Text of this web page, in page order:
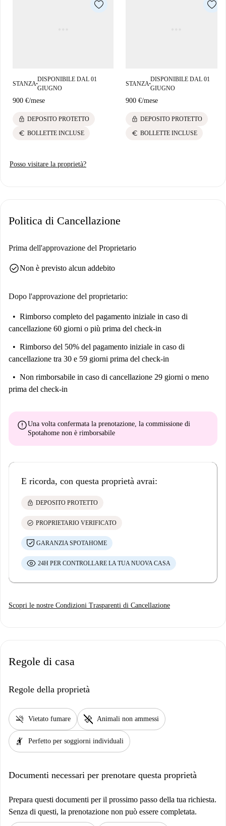
STANZA ■
DISPONIBILE DAL 01
GIUGNO
900 €/mese
lock DEPOSITO PROTETTO
euro BOLLETTE INCLUSE
STANZA ■
DISPONIBILE DAL 01
GIUGNO
900 €/mese
lock DEPOSITO PROTETTO
euro BOLLETTE INCLUSE
Posso visitare la proprietà?
Politica di Cancellazione
Prima dell'approvazione del Proprietario
check_circleNon è previsto alcun addebito
Dopo l'approvazione del proprietario:
Rimborso completo del pagamento iniziale in caso di
cancellazione 60 giorni o più prima del check-in
Rimborso del 50% del pagamento iniziale in caso di
cancellazione tra 30 e 59 giorni prima del check-in
Non rimborsabile in caso di cancellazione 29 giorni o meno
prima del check-in
errorUna volta confermata la prenotazione, la commissione di
Spotahome non è rimborsabile
E ricorda, con questa proprietà avrai:
lock DEPOSITO PROTETTO
check_circle PROPRIETARIO VERIFICATO
GARANZIA SPOTAHOME
24H PER CONTROLLARE LA TUA NUOVA CASA
Scopri le nostre Condizioni Trasparenti di Cancellazione
Regole di casa
Regole della proprietà
smoke_free Vietato fumare pet_supplies Animali non ammessi
hail Perfetto per soggiorni individuali
Documenti necessari per prenotare questa proprietà
Prepara questi documenti per il prossimo passo della tua richiesta.
Senza di questi, la prenotazione non può essere completata.